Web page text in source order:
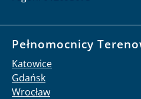
Pełnomocnicy
Katowice
Gdańsk
Wrocław